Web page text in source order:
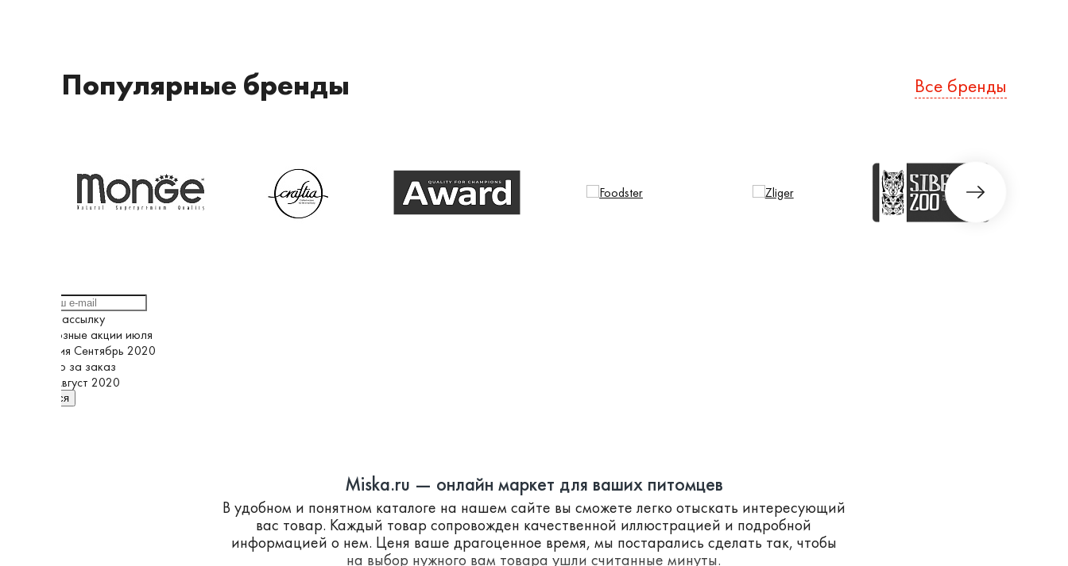
Популярные бренды Все бренды
Выберите рассылку
Грандиозные акции июля
Кампания Сентябрь 2020
Спасибо за заказ
Супер Август 2020
Подписаться
Miska.ru — онлайн маркет для ваших питомцев
В удобном и понятном каталоге на нашем сайте вы сможете легко отыскать интересующий
вас товар. Каждый товар сопровожден качественной иллюстрацией и подробной
информацией о нем. Ценя ваше драгоценное время, мы постарались сделать так, чтобы
на выбор нужного вам товара ушли считанные минуты.